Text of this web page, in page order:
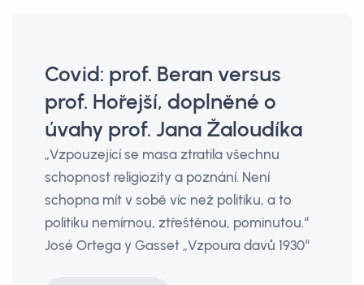
Covid: prof. Beran versus
prof. Hořejší, doplněné o
úvahy prof. Jana Žaloudíka
„Vzpouzející se masa ztratila všechnu
schopnost religiozity a poznání. Není
schopna mít v sobě víc než politiku, a to
politiku nemírnou, ztřeštěnou, pominutou.“
José Ortega y Gasset „Vzpoura davů 1930“